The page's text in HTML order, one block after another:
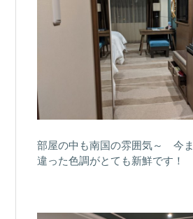
部屋の中も南国の雰囲気～ 今
違った色調がとても新鮮です！